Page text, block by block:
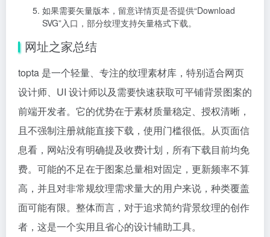
如果需要矢量版本，留意详情页是否提供“Download
SVG”入口，部分纹理支持矢量格式下载。
网址之家总结
topta 是一个轻量、专注的纹理素材库，特别适合网页
设计师、UI 设计师以及需要快速获取可平铺背景图案的
前端开发者。它的优势在于素材质量稳定、授权清晰，
且不强制注册就能直接下载，使用门槛很低。从页面信
息看，网站没有明确提及收费计划，所有下载目前均免
费。可能的不足在于图案总量相对固定，更新频率不算
高，并且对非常规纹理需求量大的用户来说，种类覆盖
面可能有限。整体而言，对于追求简约背景纹理的创作
者，这是一个实用且省心的设计辅助工具。